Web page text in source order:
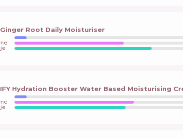
Ginger Root Daily Moisturiser
Hydration Booster Water Based Moisturising